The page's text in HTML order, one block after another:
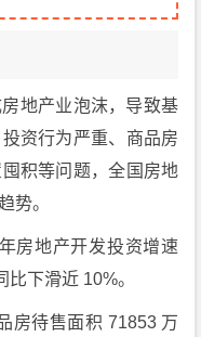
地产业泡沫，导致基
资行为严重、商品房
积等问题，全国房地
势。
房地产开发投资增速
下滑近 10%。
房待售面积 71853 万